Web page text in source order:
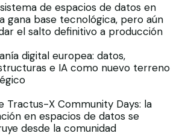
de espacios de datos en
gana base tecnológica, pero aún
el salto definitivo a producción
digital europea: datos,
e IA como nuevo terreno
Tractus-X Community Days: la
en espacios de datos se
desde la comunidad